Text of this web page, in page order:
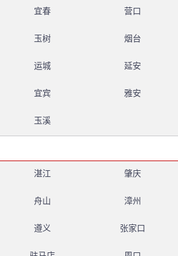
宜春 营口
玉树 烟台
运城 延安
宜宾 雅安
玉溪
湛江 肇庆
舟山 漳州
遵义 张家口